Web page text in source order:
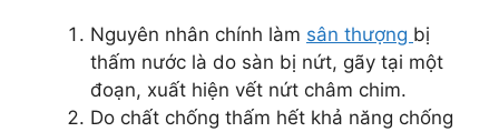
Nguyên nhân chính làm sân thượng bị
thấm nước là do sàn bị nứt, gãy tại một
đoạn, xuất hiện vết nứt châm chim.
Do chất chống thấm hết khả năng chống